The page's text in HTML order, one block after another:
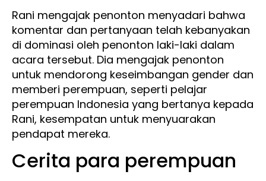
Rani mengajak penonton menyadari bahwa
komentar dan pertanyaan telah kebanyakan
di dominasi oleh penonton laki-laki dalam
acara tersebut. Dia mengajak penonton
untuk mendorong keseimbangan gender dan
memberi perempuan, seperti pelajar
perempuan Indonesia yang bertanya kepada
Rani, kesempatan untuk menyuarakan
pendapat mereka.
Cerita para perempuan